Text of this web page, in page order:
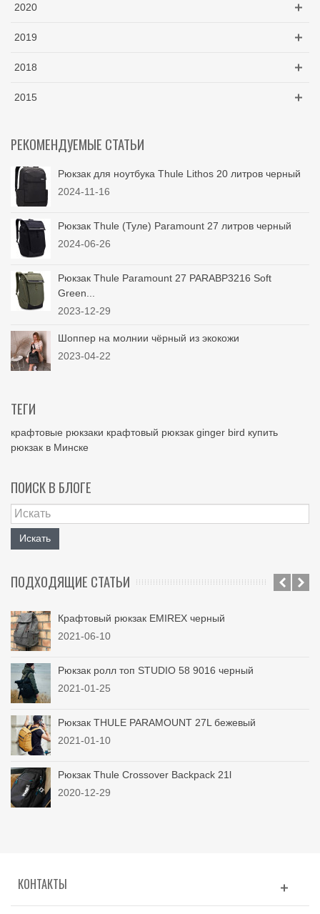
2020
2019
2018
2015
РЕКОМЕНДУЕМЫЕ СТАТЬИ
Рюкзак для ноутбука Thule Lithos 20 литров черный
2024-11-16
Рюкзак Thule (Туле) Paramount 27 литров черный
2024-06-26
Рюкзак Thule Paramount 27 PARABP3216 Soft
Green...
2023-12-29
Шоппер на молнии чёрный из экокожи
2023-04-22
ТЕГИ
крафтовые рюкзаки крафтовый рюкзак ginger bird купить
рюкзак в Минске
ПОИСК В БЛОГЕ
Искать
ПОДХОДЯЩИЕ СТАТЬИ
Крафтовый рюкзак EMIREX черный
2021-06-10
Рюкзак ролл топ STUDIO 58 9016 черный
2021-01-25
Рюкзак THULE PARAMOUNT 27L бежевый
2021-01-10
Рюкзак Thule Crossover Backpack 21l
2020-12-29
КОНТАКТЫ